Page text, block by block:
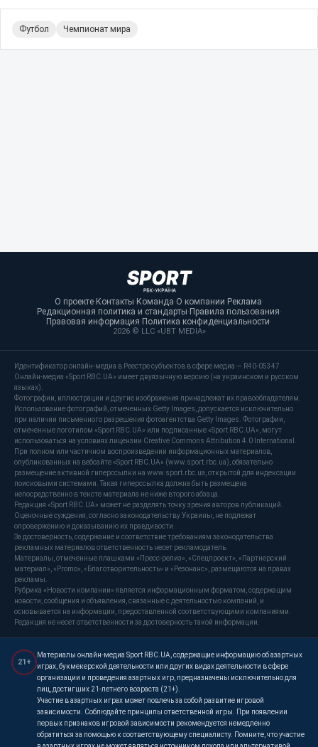
Футбол Чемпионат мира
О проекте·Контакты·Команда·О компании·Реклама·
Редакционная политика и стандарты·Правила пользования·
Правовая информация·Политика конфиденциальности·
2026 © LLC «UBT MEDIA»
Идентификатор онлайн-медиа в Реестре субъектов в сфере медиа — R40-05347
Онлайн-медиа «Sport RBC.UA» имеет двуязычную версию (на украинском и русском
языках).
Фотографии, иллюстрации и другие изображения принадлежат их правообладателям.
Использование фотографий, отмеченных Getty Images, допускается исключительно
при наличии письменного разрешения фотоагентства Getty Images. Фотографии,
отмеченные логотипом «Sport RBC.UA» или подписанные «Sport RBC.UA», могут
использоваться на условиях лицензии Creative Commons Attribution 4.0 International.
При полном или частичном воспроизведении информационных материалов,
опубликованных на вебсайте «Sport RBC.UA» (www.sport.rbc.ua), обязательно
размещение активной гиперссылки на www.sport.rbc.ua, открытой для индексации
поисковыми системами. Такая гиперссылка должна быть размещена
непосредственно в тексте материала не ниже второго абзаца.
Редакция «Sport RBC.UA» может не разделять точку зрения авторов публикаций.
Оценочные суждения, согласно законодательству Украины, не подлежат
опровержению и доказыванию их правдивости.
За достоверность, содержание и соответствие требованиям законодательства
рекламных материалов ответственность несет рекламодатель.
Материалы, отмеченные плашками «Пресс-релиз», «Спецпроект», «Партнерский
материал», «Promo», «Благотворительность» и «Резонанс», размещаются на правах
рекламы.
Рубрика «Новости компании» является информационным форматом, содержащим
новости, сообщения и объявления, связанные с деятельностью компаний, и
основывается на информации, предоставленной соответствующими компаниями.
Редакция не несет ответственности за достоверность такой информации.
21+
Материалы онлайн-медиа Sport RBC.UA, содержащие информацию об азартных
играх, букмекерской деятельности или других видах деятельности в сфере
организации и проведения азартных игр, предназначены исключительно для
лиц, достигших 21-летнего возраста (21+).
Участие в азартных играх может повлечь за собой развитие игровой
зависимости. Соблюдайте принципы ответственной игры. При появлении
первых признаков игровой зависимости рекомендуется немедленно
обратиться за помощью к соответствующему специалисту. Помните, что участие